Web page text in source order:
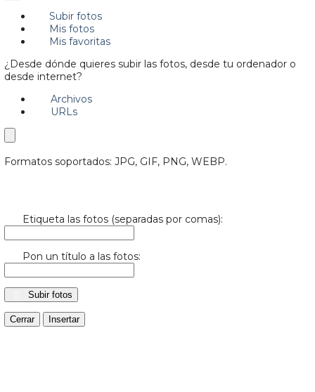
Subir fotos
Mis fotos
Mis favoritas
¿Desde dónde quieres subir las fotos, desde tu ordenador o
desde internet?
Archivos
URLs
Formatos soportados: JPG, GIF, PNG, WEBP.
Etiqueta las fotos (separadas por comas):
Pon un título a las fotos:
Subir fotos
Cerrar Insertar